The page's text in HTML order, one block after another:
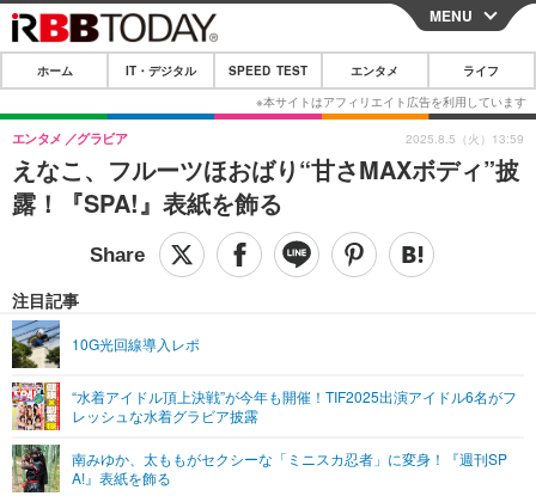
CLOSE
ホーム
IT・デジタル
IT・デジタルTOP スマートフォン
ショッピング その他
SPEED TEST
エンタメTOP 映画・ドラマ
グラビア
ショッピング その他
ライフTOP
その他
リリース一覧
プッシュ通知の停止方法
MENU
ホーム IT・デジタル SPEED TEST エンタメ ライフ
えなこ、フルーツほおばり“甘さMAXボディ”披
露！『SPA!』表紙を飾る
エンタメ グラビア
注目記事
10G光回線導入レポ
“水着アイドル頂上決戦”が今年も開催！TIF2025出演アイドル6名がフ
レッシュな水着グラビア披露
南みゆか、太ももがセクシーな「ミニスカ忍者」に変身！『週刊SP
A!』表紙を飾る
2025.8.5（火）13:59